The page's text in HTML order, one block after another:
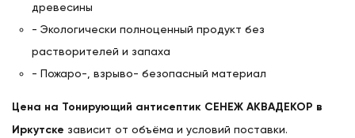
древесины
- Экологически полноценный продукт без
растворителей и запаха
- Пожаро-, взрыво- безопасный материал
Цена на Тонирующий антисептик СЕНЕЖ АКВАДЕКОР в
Иркутске зависит от объёма и условий поставки.